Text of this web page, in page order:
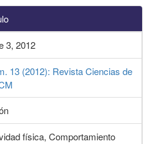
3, 2012
13 (2012): Revista Ciencias de
física, Comportamiento